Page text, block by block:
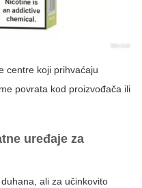
centre koji prihvaćaju
povrata kod proizvođača ili
uređaje za
ali za učinkovito